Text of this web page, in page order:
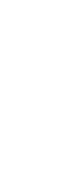
甘さと、どこか懐か
リンクタイプなので